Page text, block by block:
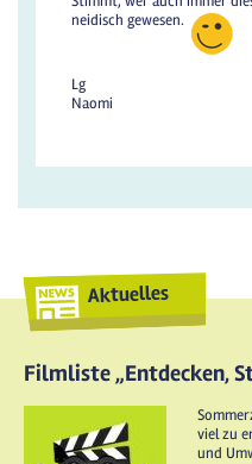
neidisch gewesen.
Lg
Naomi
Aktuelles
Filmliste „Entdecken,
viel zu
und